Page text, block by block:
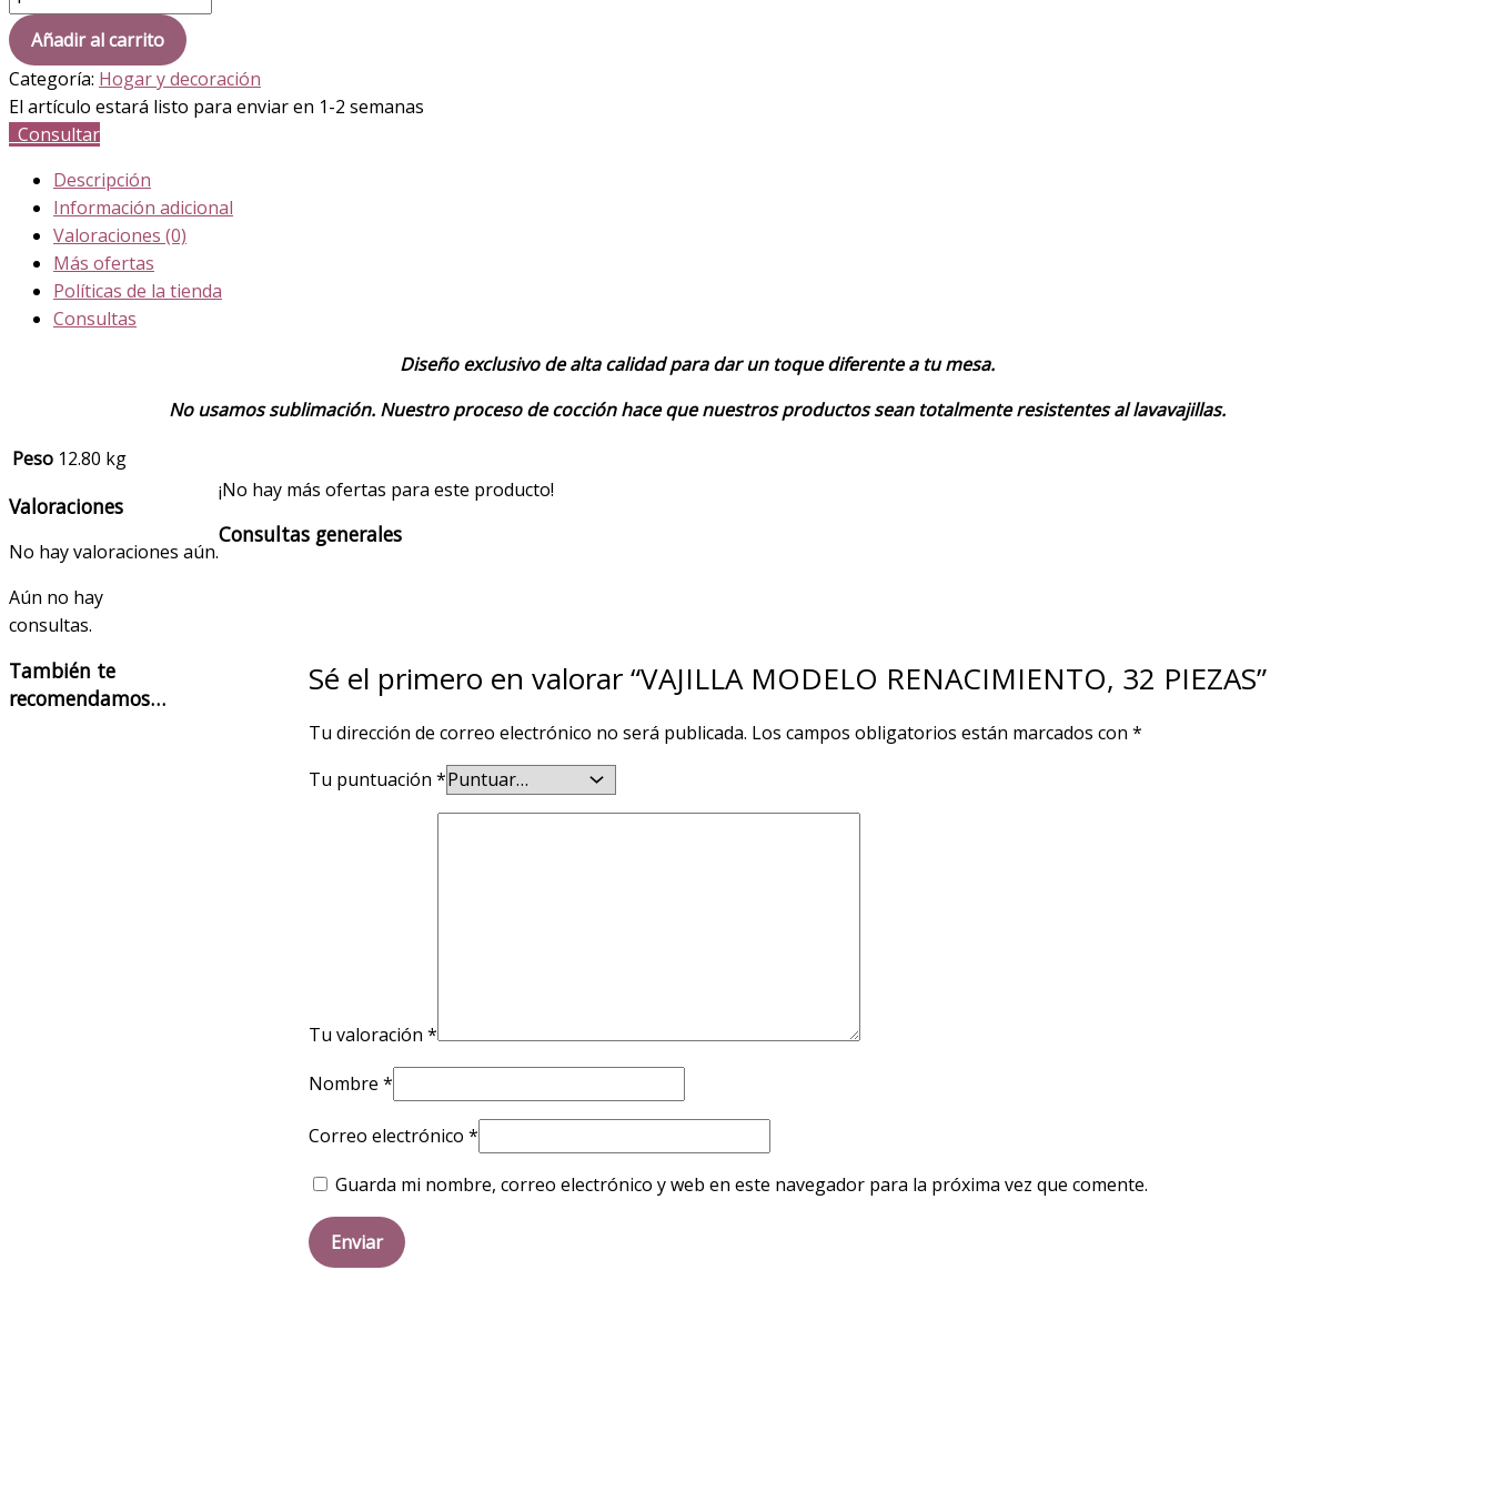
Añadir al carrito
Categoría: Hogar y decoración
El artículo estará listo para enviar en 1-2 semanas
Consultar
Descripción
Información adicional
Valoraciones (0)
Más ofertas
Políticas de la tienda
Consultas
Diseño exclusivo de alta calidad para dar un toque diferente a tu mesa.
No usamos sublimación. Nuestro proceso de cocción hace que nuestros productos sean totalmente resistentes al lavavajillas.
Peso 12.80 kg
Valoraciones
No hay valoraciones aún.
Sé el primero en valorar “VAJILLA MODELO RENACIMIENTO, 32 PIEZAS”
Tu dirección de correo electrónico no será publicada. Los campos obligatorios están marcados con*
Tu puntuación*
Tu valoración*
Nombre*
Correo electrónico*
Guarda mi nombre, correo electrónico y web en este navegador para la próxima vez que comente.
¡No hay más ofertas para este producto!
Consultas generales
Aún no hay
consultas.
También te
recomendamos…